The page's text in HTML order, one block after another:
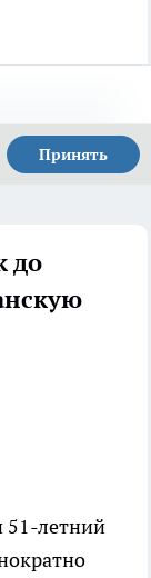
Принять
до
51-летний